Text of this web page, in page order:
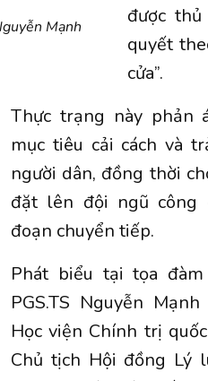
Mạnh
được
quyết
cửa”.
Thực trạng này phản
mục tiêu cải cách và
người dân, đồng thời
đặt lên đội ngũ công
đoạn chuyển tiếp.
Phát biểu tại tọa
PGS.TS Nguyễn
Học viện Chính trị
Chủ tịch Hội đồng Lý